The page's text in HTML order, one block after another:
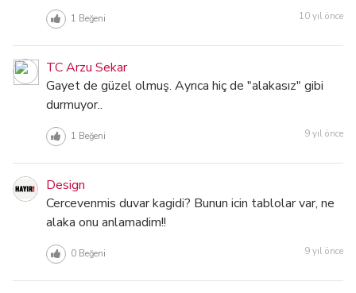
1 Beğeni 10 yıl önce
TC Arzu Sekar
Gayet de güzel olmuş. Ayrıca hiç de "alakasız" gibi
durmuyor..
1 Beğeni 9 yıl önce
Design
Cercevenmis duvar kagidi? Bunun icin tablolar var, ne
alaka onu anlamadim!!
0Beğeni 9 yıl önce